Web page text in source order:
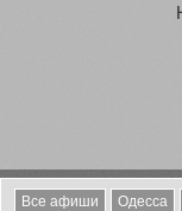
Все афиши Одесса